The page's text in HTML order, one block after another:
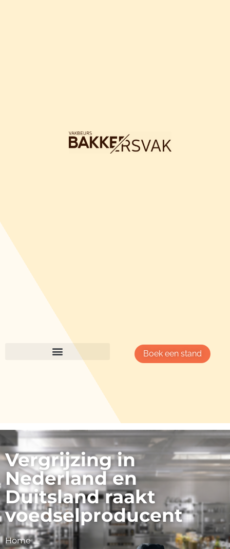
Boek een stand
Vergrijzing in
Nederland en
Duitsland raakt
voedselproducent
Home